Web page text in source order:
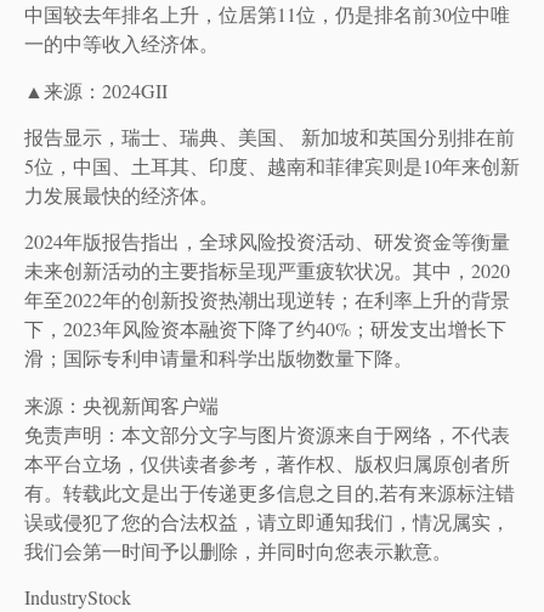
中国较去年排名上升，位居第11位，仍是排名前30位中唯
一的中等收入经济体。
▲来源：2024GII
报告显示，瑞士、瑞典、美国、 新加坡和英国分别排在前
5位，中国、土耳其、印度、越南和菲律宾则是10年来创新
力发展最快的经济体。
2024年版报告指出，全球风险投资活动、研发资金等衡量
未来创新活动的主要指标呈现严重疲软状况。其中，2020
年至2022年的创新投资热潮出现逆转；在利率上升的背景
下，2023年风险资本融资下降了约40%；研发支出增长下
滑；国际专利申请量和科学出版物数量下降。
来源：央视新闻客户端
免责声明：本文部分文字与图片资源来自于网络，不代表
本平台立场，仅供读者参考，著作权、版权归属原创者所
有。转载此文是出于传递更多信息之目的,若有来源标注错
误或侵犯了您的合法权益，请立即通知我们，情况属实，
我们会第一时间予以删除，并同时向您表示歉意。
IndustryStock